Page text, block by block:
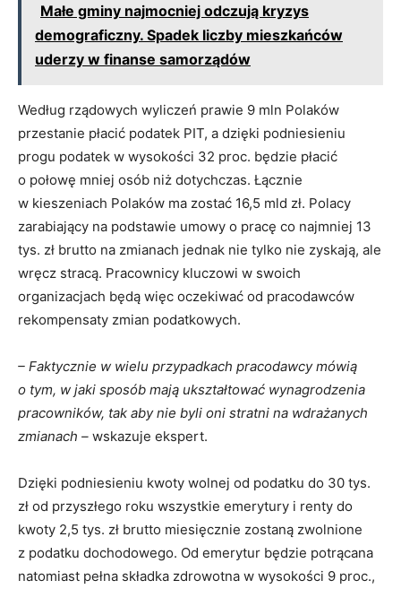
Małe gminy najmocniej odczują kryzys
demograficzny. Spadek liczby mieszkańców
uderzy w finanse samorządów
Według rządowych wyliczeń prawie 9 mln Polaków
przestanie płacić podatek PIT, a dzięki podniesieniu
progu podatek w wysokości 32 proc. będzie płacić
o połowę mniej osób niż dotychczas. Łącznie
w kieszeniach Polaków ma zostać 16,5 mld zł. Polacy
zarabiający na podstawie umowy o pracę co najmniej 13
tys. zł brutto na zmianach jednak nie tylko nie zyskają, ale
wręcz stracą. Pracownicy kluczowi w swoich
organizacjach będą więc oczekiwać od pracodawców
rekompensaty zmian podatkowych.
– Faktycznie w wielu przypadkach pracodawcy mówią
o tym, w jaki sposób mają ukształtować wynagrodzenia
pracowników, tak aby nie byli oni stratni na wdrażanych
zmianach – wskazuje ekspert.
Dzięki podniesieniu kwoty wolnej od podatku do 30 tys.
zł od przyszłego roku wszystkie emerytury i renty do
kwoty 2,5 tys. zł brutto miesięcznie zostaną zwolnione
z podatku dochodowego. Od emerytur będzie potrącana
natomiast pełna składka zdrowotna w wysokości 9 proc.,